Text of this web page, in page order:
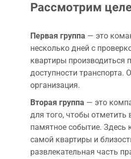
Рассмотрим
Первая группа — это
несколько дней с
квартиры производиться
доступности транспорта.
организация.
Вторая группа — это
для того, чтобы отметить
памятное событие. Здесь
самой квартиры и
развлекательная часть